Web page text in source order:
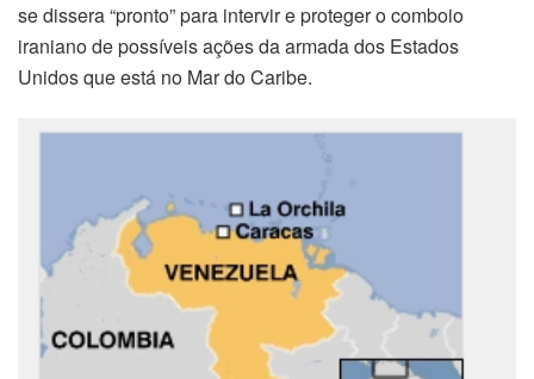
se dissera “pronto” para intervir e proteger o comboio
iraniano de possíveis ações da armada dos Estados
Unidos que está no Mar do Caribe.